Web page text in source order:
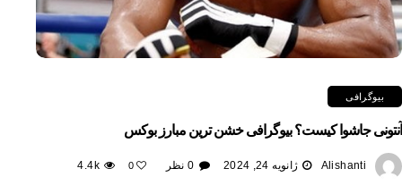
بیوگرافی
آنتونی جاشوا کیست؟ بیوگرافی خشن ترین مبارز بوکس
Alishanti ژانویه 24, 2024 0 نظر 0
4.4k